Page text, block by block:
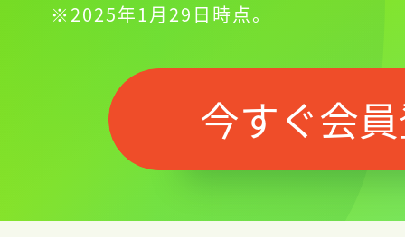
※2025年1月29日時点。
今すぐ会